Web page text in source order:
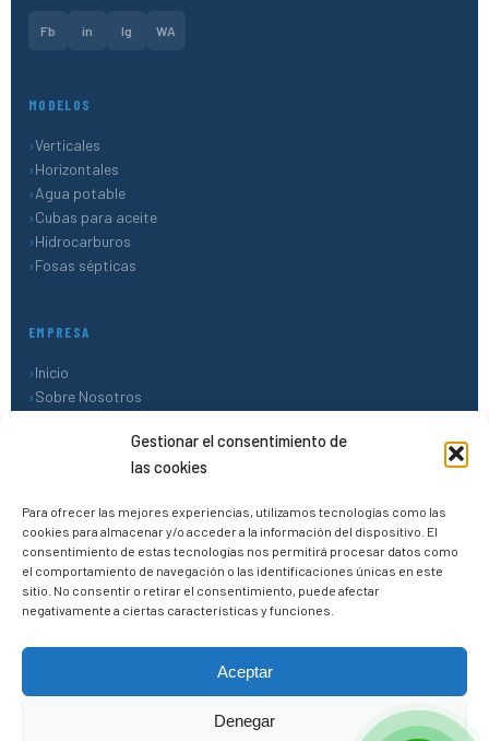
Gestionar el consentimiento de
las cookies
Para ofrecer las mejores experiencias, utilizamos tecnologías como las
cookies para almacenar y/o acceder a la información del dispositivo. El
consentimiento de estas tecnologías nos permitirá procesar datos como
el comportamiento de navegación o las identificaciones únicas en este
sitio. No consentir o retirar el consentimiento, puede afectar
negativamente a ciertas características y funciones.
Aceptar
Denegar
Fb in Ig WA
MODELOS
Verticales
Horizontales
Agua potable
Cubas para aceite
Hidrocarburos
Fosas sépticas
EMPRESA
Inicio
Sobre Nosotros
CONTACTO
PROFURBAN 2020, S.L.
45500 Torrijos (Toledo)
+34 690 91 40 76
+34 624 43 78 37
✉info@depositosdepoliester.online
© 2026 Depósitos de Poliéster · PROFURBAN 2020, S.L. · Todos los
Utilizamos cookies propias y de terceros para ofrecerte una
mejor experiencia de navegación. Si continúas navegando,